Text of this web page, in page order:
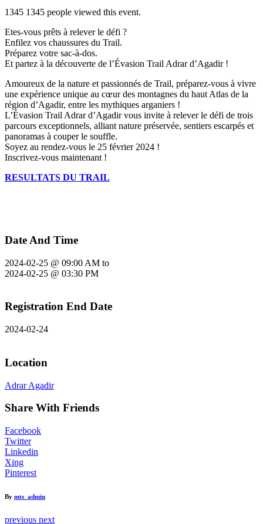
1345 1345 people viewed this event.
Etes-vous prêts à relever le défi ?
Enfilez vos chaussures du Trail.
Préparez votre sac-à-dos.
Et partez à la découverte de l’Évasion Trail Adrar d’Agadir !
Amoureux de la nature et passionnés de Trail, préparez-vous à vivre
une expérience unique au cœur des montagnes du haut Atlas de la
région d’Agadir, entre les mythiques arganiers !
L’Évasion Trail Adrar d’Agadir vous invite à relever le défi de trois
parcours exceptionnels, alliant nature préservée, sentiers escarpés et
panoramas à couper le souffle.
Soyez au rendez-vous le 25 février 2024 !
Inscrivez-vous maintenant !
RESULTATS DU TRAIL
Date And Time
2024-02-25 @ 09:00 AM to
2024-02-25 @ 03:30 PM
Registration End Date
2024-02-24
Location
Adrar Agadir
Share With Friends
Facebook
Twitter
Linkedin
Xing
Pinterest
By mts_admin
previous next